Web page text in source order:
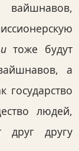
тоже будут
а
государство
людей,
друг другу